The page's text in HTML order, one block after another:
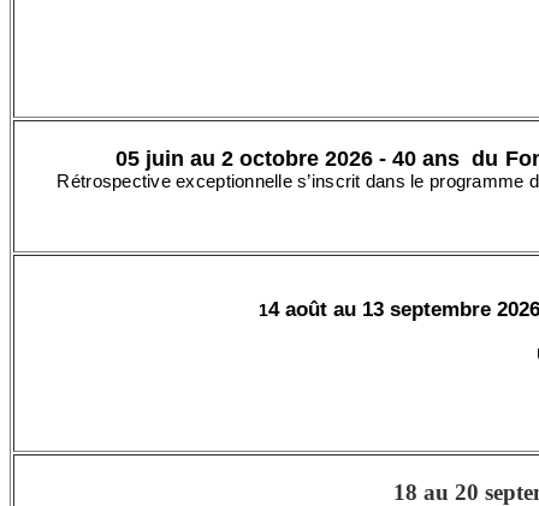
05 juin au 2 octobre 2026 -40 ans du
Rétrospective exceptionnelle s’inscrit dans le programme
14 août au 13 septembre
18 au 20